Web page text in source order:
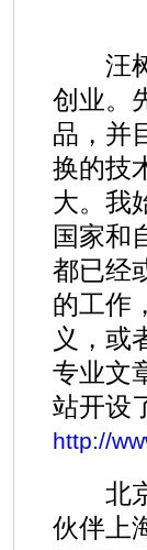
汪树
创业。
品，并
换的技
大。我
国家和
都已经
的工作
义，或
专业文
站开设
http://
北京
伙伴上